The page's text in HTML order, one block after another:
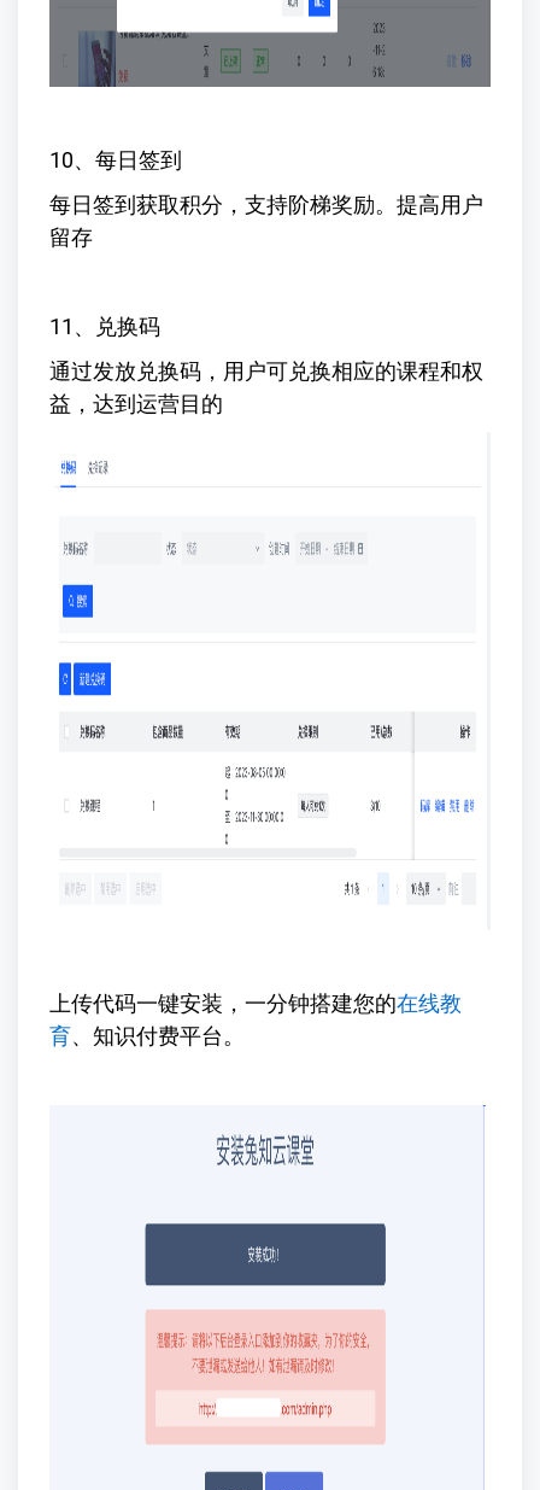
10、每日签到
每日签到获取积分，支持阶梯奖励。提高用户
留存
11、兑换码
通过发放兑换码，用户可兑换相应的课程和权
益，达到运营目的
上传代码一键安装，一分钟搭建您的在线教
育、知识付费平台。